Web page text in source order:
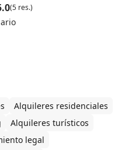
(5 res.)
Alquileres residenciales
Alquileres turísticos
legal